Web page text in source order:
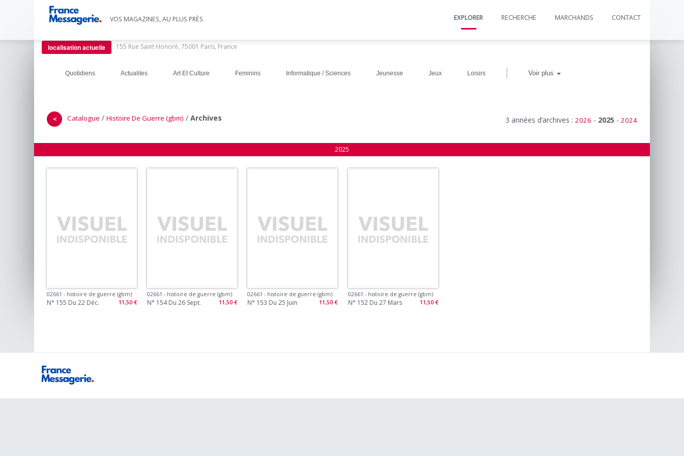
VOS MAGAZINES, AU PLUS PRÈS EXPLORER RECHERCHE MARCHANDS CONTACT
localisation actuelle : 155 Rue Saint Honoré, 75001 Paris, France
Quotidiens Actualites Art Et Culture Feminins Informatique / Sciences Jeunesse Jeux Loisirs | Voir plus
＜ Catalogue / Histoire De Guerre (gbm) / Archives 3 années d’archives : 2026 - 2025 - 2024
2025
02661 - histoire de guerre (gbm)
N° 155 Du 22 Déc. 11,50 €
02661 - histoire de guerre (gbm)
N° 154 Du 26 Sept. 11,50 €
02661 - histoire de guerre (gbm)
N° 153 Du 25 Juin 11,50 €
02661 - histoire de guerre (gbm)
N° 152 Du 27 Mars 11,50 €